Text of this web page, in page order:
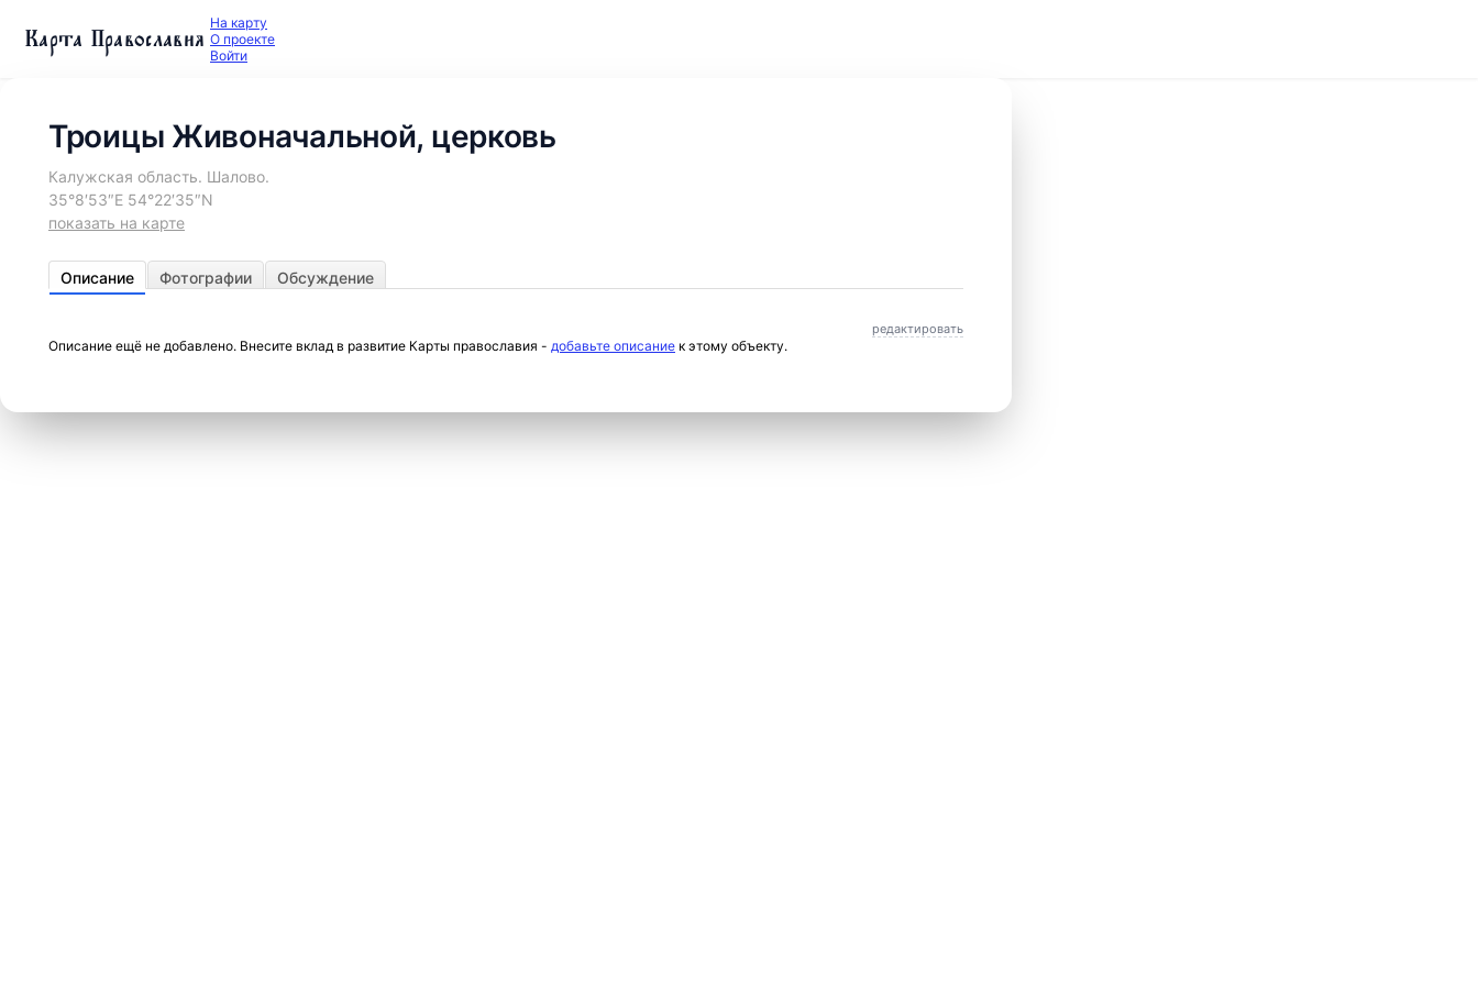
Карта Православия На карту
О проекте
Войти
Троицы Живоначальной, церковь
Калужская область. Шалово.
35°8′53″E 54°22′35″N
показать на карте
Описание Фотографии Обсуждение
редактировать
Описание ещё не добавлено. Внесите вклад в развитие Карты православия - добавьте описание к этому объекту.